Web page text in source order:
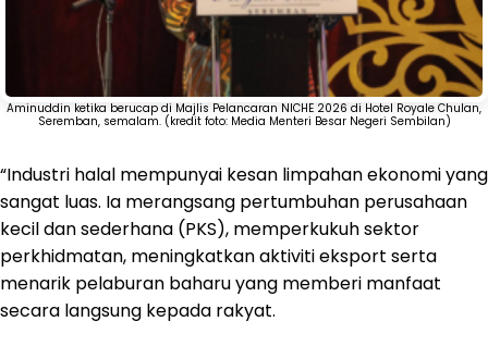
Aminuddin ketika berucap di Majlis Pelancaran NICHE 2026 di Hotel Royale Chulan,
Seremban, semalam. (kredit foto: Media Menteri Besar Negeri Sembilan)
“Industri halal mempunyai kesan limpahan ekonomi yang
sangat luas. Ia merangsang pertumbuhan perusahaan
kecil dan sederhana (PKS), memperkukuh sektor
perkhidmatan, meningkatkan aktiviti eksport serta
menarik pelaburan baharu yang memberi manfaat
secara langsung kepada rakyat.